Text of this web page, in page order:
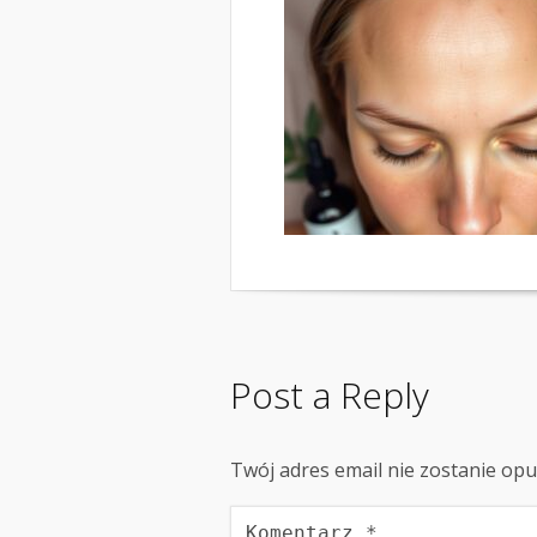
Post a Reply
Twój adres email nie zostanie